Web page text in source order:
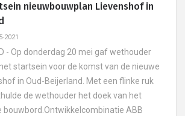
nieuwbouwplan Lievenshof in
2021
- Op donderdag 20 mei gaf wethouder
startsein voor de komst van de nieuwe
in Oud-Beijerland. Met een flinke ruk
de wethouder het doek van het
bouwbord.Ontwikkelcombinatie ABB